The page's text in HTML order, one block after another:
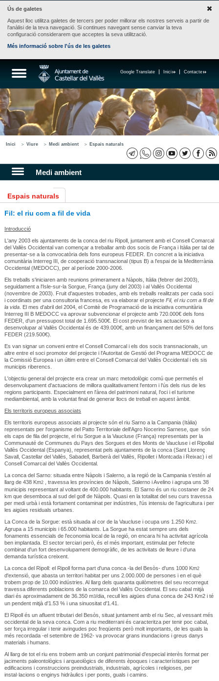
Ús de galetes
Aquest lloc utilitza galetes de tercers per poder millorar els nostres serveis a partir de
l'anàlisi de la teva navegació. Si continues navegant sense canviar la teva
configuració considerarem que acceptes la seva utilització.
Més informació sobre l'ús de les galetes
Contacte
Inici
Google Translate
Inici Viure Medi ambient Espais naturals
Medi ambient
Espais naturals
Fil: el riu com a fil de vida
Introducció
L'any 2003 els ajuntaments de la conca del riu Ripoll, juntament amb el Consell Comarcal
del Vallès Occidental van començar a treballar amb dos socis de França i Itàlia per tal de
presentar-se a la convocatòria dels fons europeus FEDER. En concret a la iniciativa
comunitària Interreg III, de cooperació transnacional (tipus B) a l'espai de la Mediterrània
Occidental (MEDOCC), per al període 2000-2006.
Els treballs s'iniciaren amb reunions primerament a Nàpols, Itàlia (febrer del 2003),
seguidament a l'Isle-sur-la Sorgue, França (juny del 2003) i al Vallès Occidental
(novembre de 2003). Fruit d'aquestes trobades, amb els treballs realitzats per cada soci
i coordinats per una consultoria francesa, es va elaborar el projecte Fil, el riu com a fil de
la vida. El mes d'abril del 2004, el Comitè de Programació de la iniciativa comunitària
Interreg III B MEDOCC va aprovar subvencionar el projecte amb 720.000€ dels fons
FEDER, d'un pressupost total de 1.695.500€. El cost previst de les actuacions a
desenvolupar al Vallès Occidental és de 439.000€, amb un finançament del 50% del fons
FEDER (219.500€).
Es van signar un conveni entre el Consell Comarcal i els dos socis transnacionals, un
altre entre el soci promotor del projecte i l'Autoritat de Gestió del Programa MEDOCC de
la Comissió Europea i un últim entre el Consell Comarcal del Vallès Occidental i els sis
municipis riberencs.
L'objectiu general del projecte era crear un marc metodològic comú que permetés el
desenvolupament d'actuacions de millora qualitativament l'entorn i l'ús dels rius de les
regions participants. Especialment en l'àrea del patrimoni natural, l'oci i el turisme
mediambiental, amb la voluntat final de generar llocs de treball en aquest àmbit.
Els territoris europeus associats
Els territoris europeus associats al projecte són el riu Sarno a la Campania (Itàlia)
representats per l'organisme del Patto Territoriale dell'Agro Nocerino Sarnese, que són
els caps de fila del projecte, el riu Sorgue a la Vaucluse (França) representats per la
Communauté de Communes du Pays des Sorgues et des Monts de Vaucluse i el Ripollal
Vallès Occidental (Espanya), representat pels ajuntaments de la conca (Sant Llorenç
Savall, Castellar del Vallès, Sabadell, Barberà del Vallès, Ripollet i Montcada i Reixac) i el
Consell Comarcal del Vallès Occidental.
La conca del Sarno: situada entre Nàpols i Salerno, a la regió de la Campania s'estén al
llarg de 438 Km2
, travessa les províncies de Nàpols, Salerno i Avelino i agrupa uns 38
municipis representant al voltant de 400.000 habitants. El Sarno és un riu costaner de 24
km que desemboca al sud del golf de Nàpols. Quasi en la totalitat del seu curs travessa
per medi urbà i està fortament contaminat per indústries, l'ús intensiu de l'agricultura i per
les aigües residuals urbanes.
La Conca de la Sorgue: està situada al cor de la Vaucluse i ocupa uns 1.250 Km2.
Agrupa a 15 municipis i 65.000 habitants. La Sorgue ha estat sempre uns dels
fonaments essencials de l'economia local de la regió, on encara hi ha activitat agrícola
ben implantada. El sector terciari però, és el més important, estimulat per l'efecte
combinat d'un fort desenvolupament demogràfic, de les activitats de lleure i d'una
demanda turística creixent.
La conca del Ripoll: el Ripoll forma part d'una conca -la del Besòs- d'uns 1000 Km2
d'extensió, que abasta un territori habitat per uns 2.000.000 de persones i en el què
trobem prop de 10.000 indústries. Al llarg dels quaranta quilòmetres del seu recorregut
travessa diferents poblacions de la comarca del Vallès Occidental. El seu cabal mitjà
diari és aproximadament de 36.350 m3/dia, recull les aigües d'una conca de 243 Km2 i té
un pendent mitjà d'1.53 % i una sinuositat d'1.41.
El Ripoll és un afluent tributari del Besòs, situat juntament amb el riu Sec, al vessant més
occidental de la seva conca. Com a riu mediterrani és caracteritza per tenir poc cabal,
ser força irregular i tenir avingudes poc freqüents però molt importants, de les quals la
més recordada -el setembre de 1962- va provocar grans inundacions i greus danys
materials i humans.
Al llarg de tot el riu ens trobem amb un conjunt patrimonial d'especial interès format per
jaciments paleontològics i arqueològics de diferents èpoques i característiques per
edificacions i construccions preindustrials, industrials, agrícoles i religioses, per
instal·lacions o enginys hidràulics i per ponts, guals i camins.